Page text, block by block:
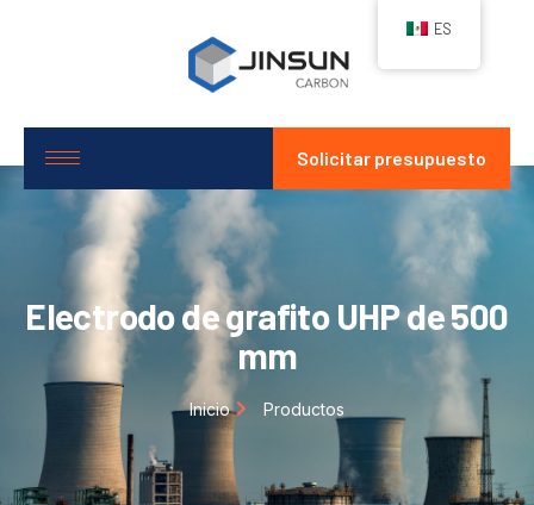
Solicitar presupuesto
Electrodo de grafito UHP de 500
mm
Inicio Productos
ES